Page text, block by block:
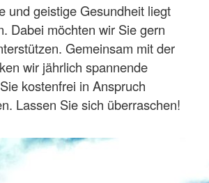
und geistige Gesundheit liegt
Dabei möchten wir Sie gern
Gemeinsam mit der
wir jährlich spannende
kostenfrei in Anspruch
Lassen Sie sich überraschen!